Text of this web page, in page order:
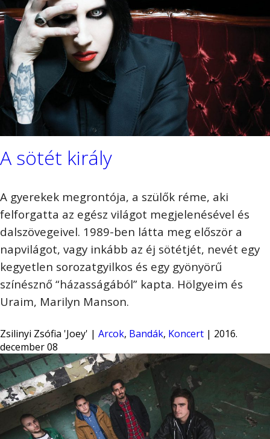
A sötét király
A gyerekek megrontója, a szülők réme, aki
felforgatta az egész világot megjelenésével és
dalszövegeivel. 1989-ben látta meg először a
napvilágot, vagy inkább az éj sötétjét, nevét egy
kegyetlen sorozatgyilkos és egy gyönyörű
színésznő “házasságából” kapta. Hölgyeim és
Uraim, Marilyn Manson.
Zsilinyi Zsófia 'Joey' | Arcok, Bandák, Koncert | 2016.
december 08